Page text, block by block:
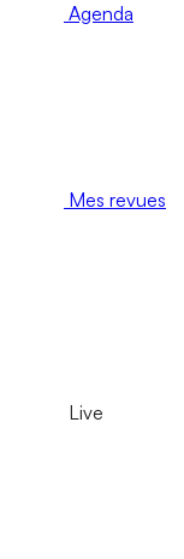
Agenda
Mes revues
Live